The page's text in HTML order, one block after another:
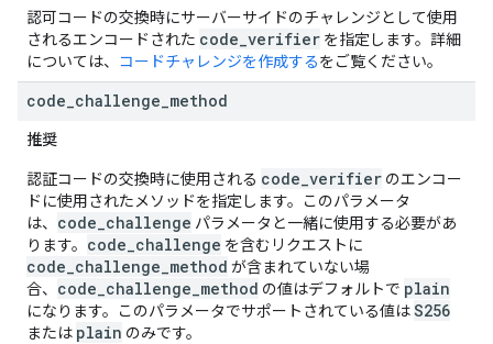
認可コードの交換時にサーバーサイドのチャレンジとして使用
されるエンコードされた code_verifier を指定します。詳細
については、 コードチャレンジを作成するをご覧ください。
code challenge method
推奨
認証コードの交換時に使用される code_verifier のエンコー
ドに使用されたメソッドを指定します。このパラメータ
は、 code_challenge パラメータと一緒に使用する必要があ
ります。 code_challenge を含むリクエストに
code_challenge_method が含まれていない場
合、 code_challenge_method の値はデフォルトで plain
になります。このパラメータでサポートされている値はS256
または plain のみです。